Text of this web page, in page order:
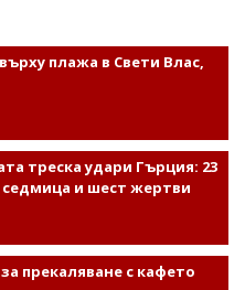
плажа в Свети Влас,
треска удари Гърция: 23
седмица и шест жертви
прекаляване с кафето